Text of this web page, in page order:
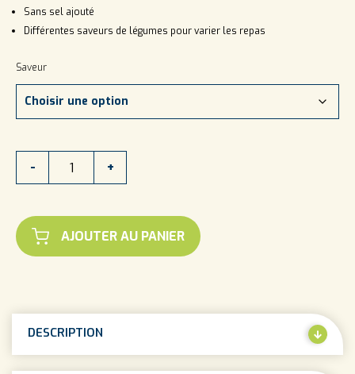
Sans sel ajouté
Différentes saveurs de légumes pour varier les repas
Saveur
-
quantité
PAILLETTES
+
AJOUTER AU PANIER
DESCRIPTION